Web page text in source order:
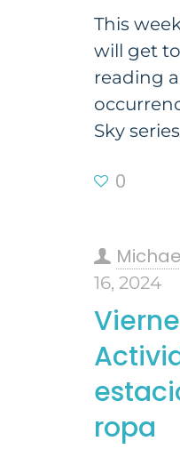
This
will get
reading
Sky
0
16, 2024
ropa